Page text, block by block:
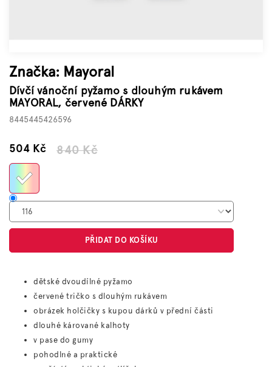
Značka: Mayoral
Dívčí vánoční pyžamo s dlouhým rukávem
MAYORAL, červené DÁRKY
8445445426596
840 Kč
504 KčMěrná
PŘIDAT DO KOŠÍKU
dětské dvoudílné pyžamo
červené tričko s dlouhým rukávem
obrázek holčičky s kupou dárků v přední části
dlouhé kárované kalhoty
v pase do gumy
pohodlné a praktické